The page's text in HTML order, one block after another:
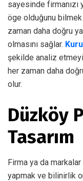
sayesinde firmanızı
öge olduğunu
zaman daha doğru
olmasını sağlar.
şekilde analiz
her zaman daha
olur.
Düzköy
Tasarım
Firma ya da markalar
yapmak ve bilinirlik